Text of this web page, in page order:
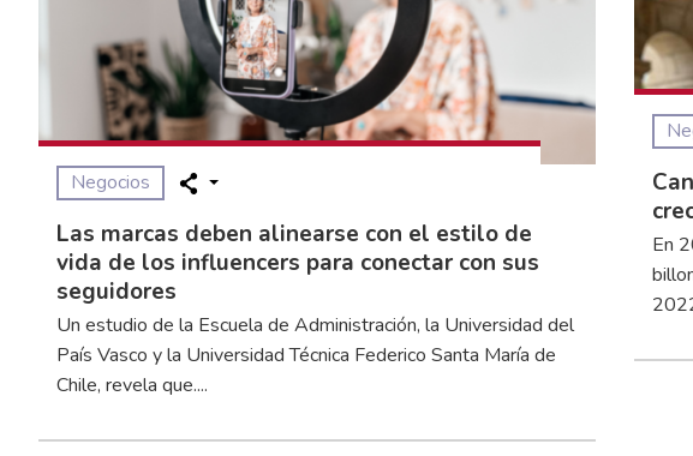
Negocios
Las marcas deben alinearse con el estilo de
vida de los influencers para conectar con sus
seguidores
Un estudio de la Escuela de Administración, la Universidad del
País Vasco y la Universidad Técnica Federico Santa María de
Chile, revela que....
En